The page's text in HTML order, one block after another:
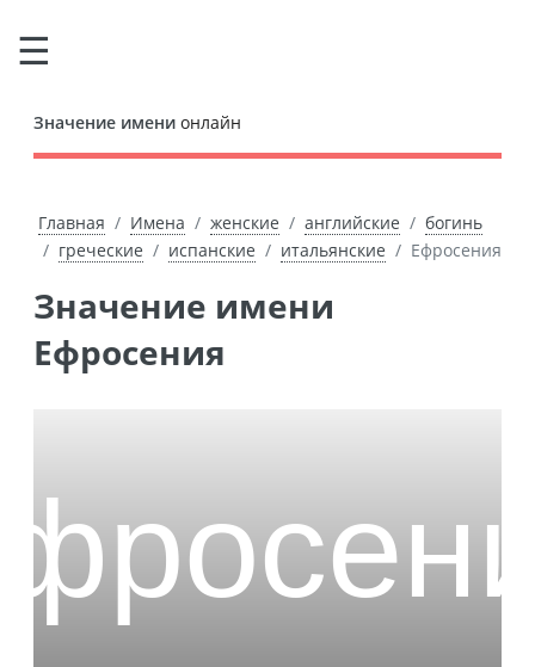
Значение имени онлайн
Главная Имена женские английские
богинь
греческие
испанские итальянские Ефросения
Значение имени
Ефросения